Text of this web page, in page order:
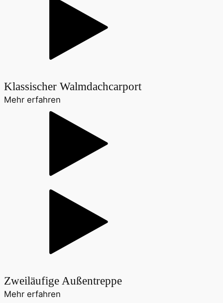
Klassischer Walmdachcarport
Mehr erfahren
Zweiläufige Außentreppe
Mehr erfahren